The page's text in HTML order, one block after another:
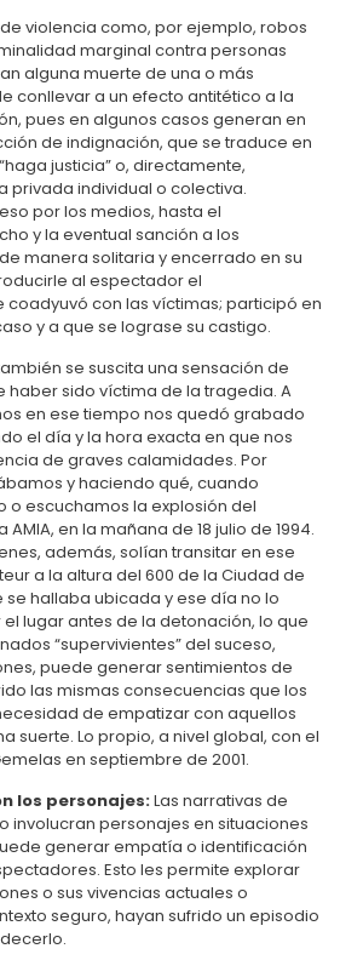
violencia como, por ejemplo, robos
marginal contra personas
alguna muerte de una o más
conllevar a un efecto antitético a la
pues en algunos casos generan en
de indignación, que se traduce en
justicia” o, directamente,
privada individual o colectiva.
por los medios, hasta el
y la eventual sanción a los
manera solitaria y encerrado en su
al espectador el
con las víctimas; participó en
y a que se lograse su castigo.
se suscita una sensación de
haber sido víctima de la tragedia. A
en ese tiempo nos quedó grabado
el día y la hora exacta en que nos
de graves calamidades. Por
y haciendo qué, cuando
escuchamos la explosión del
en la mañana de 18 julio de 1994.
además, solían transitar en ese
a la altura del 600 de la Ciudad de
se hallaba ubicada y ese día no lo
lugar antes de la detonación, lo que
“supervivientes” del suceso,
puede generar sentimientos de
las mismas consecuencias que los
de empatizar con aquellos
suerte. Lo propio, a nivel global, con el
en septiembre de 2001.
los personajes:Las narrativas de
involucran personajes en situaciones
generar empatía o identificación
Esto les permite explorar
o sus vivencias actuales o
seguro, hayan sufrido un episodio